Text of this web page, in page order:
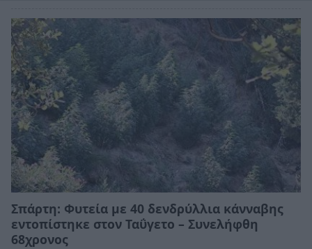
Σπάρτη: Φυτεία με 40 δενδρύλλια κάνναβης
εντοπίστηκε στον Ταΰγετο – Συνελήφθη
68χρονος